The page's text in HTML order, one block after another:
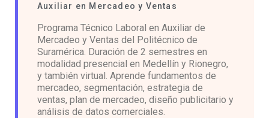
Auxiliar en Mercadeo y Ventas
Programa Técnico Laboral en Auxiliar de
Mercadeo y Ventas del Politécnico de
Suramérica. Duración de 2 semestres en
modalidad presencial en Medellín y Rionegro,
y también virtual. Aprende fundamentos de
mercadeo, segmentación, estrategia de
ventas, plan de mercadeo, diseño publicitario y
análisis de datos comerciales.